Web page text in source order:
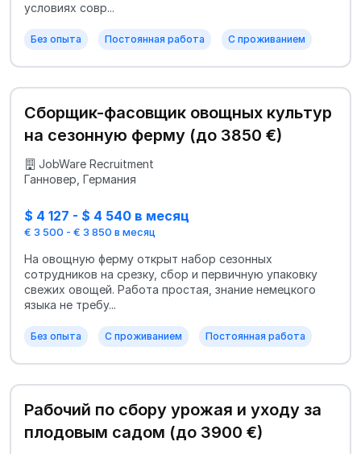
условиях совр...
Без опыта Постоянная работа С проживанием
Сборщик-фасовщик овощных культур
на сезонную ферму (до 3850 €)
JobWare Recruitment
Ганновер, Германия
$ 4 127 - $ 4 540 в месяц
€ 3 500 - € 3 850 в месяц
На овощную ферму открыт набор сезонных
сотрудников на срезку, сбор и первичную упаковку
свежих овощей. Работа простая, знание немецкого
языка не требу...
Без опыта С проживанием Постоянная работа
Рабочий по сбору урожая и уходу за
плодовым садом (до 3900 €)